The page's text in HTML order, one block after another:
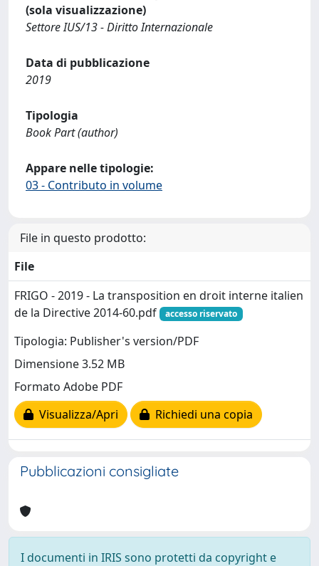
(sola visualizzazione)
Settore IUS/13 - Diritto Internazionale
Data di pubblicazione
2019
Tipologia
Book Part (author)
Appare nelle tipologie:
03 - Contributo in volume
File in questo prodotto:
File
FRIGO - 2019 - La transposition en droit interne italien
de la Directive 2014-60.pdf
accesso riservato
Tipologia: Publisher's version/PDF
Dimensione 3.52 MB
Formato Adobe PDF
Visualizza/Apri
Richiedi una copia
Pubblicazioni consigliate
I documenti in IRIS sono protetti da copyright e